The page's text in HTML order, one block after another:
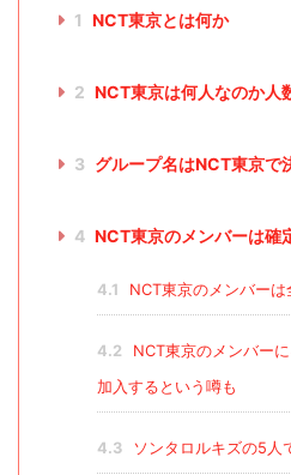
1 NCT東京とは何か
2 NCT東京は何人なのか人
3 グループ名はNCT東京で
4 NCT東京のメンバーは確
4.1 NCT東京のメンバー
4.2
NCT東京のメンバー
加入するという噂も
4.3 ソンタロルキズの5人